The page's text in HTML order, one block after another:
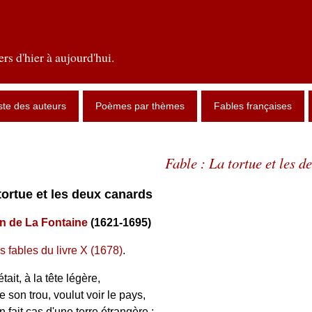
d'hier à aujourd'hui.
des auteurs Poèmes par thèmes Fables françaises
Fable : La tortue et les
et les deux canards
de La Fontaine (1621-1695)
fables du livre X (1678).
à la tête légère,
son trou, voulut voir le pays,